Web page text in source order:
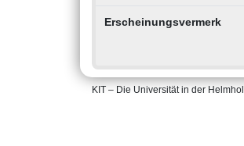
Erscheinungsvermerk
KIT – Die Universität in der